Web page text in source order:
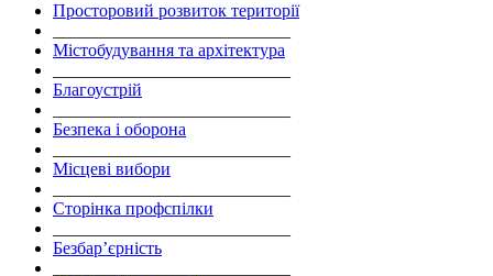
Просторовий розвиток території
Містобудування та архітектура
Благоустрій
Безпека і оборона
Місцеві вибори
Сторінка профспілки
Безбар’єрність